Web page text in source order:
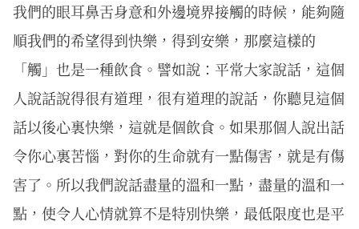
我們的眼耳鼻舌身意和外邊境界接觸的時候，能夠隨
順我們的希望得到快樂，得到安樂，那麼這樣的
「觸」也是一種飲食。譬如說：平常大家說話，這個
人說話說得很有道理，很有道理的說話，你聽見這個
話以後心裏快樂，這就是個飲食。如果那個人說出話
令你心裏苦惱，對你的生命就有一點傷害，就是有傷
害了。所以我們說話盡量的溫和一點，盡量的溫和一
點，使令人心情就算不是特別快樂，最低限度也是平